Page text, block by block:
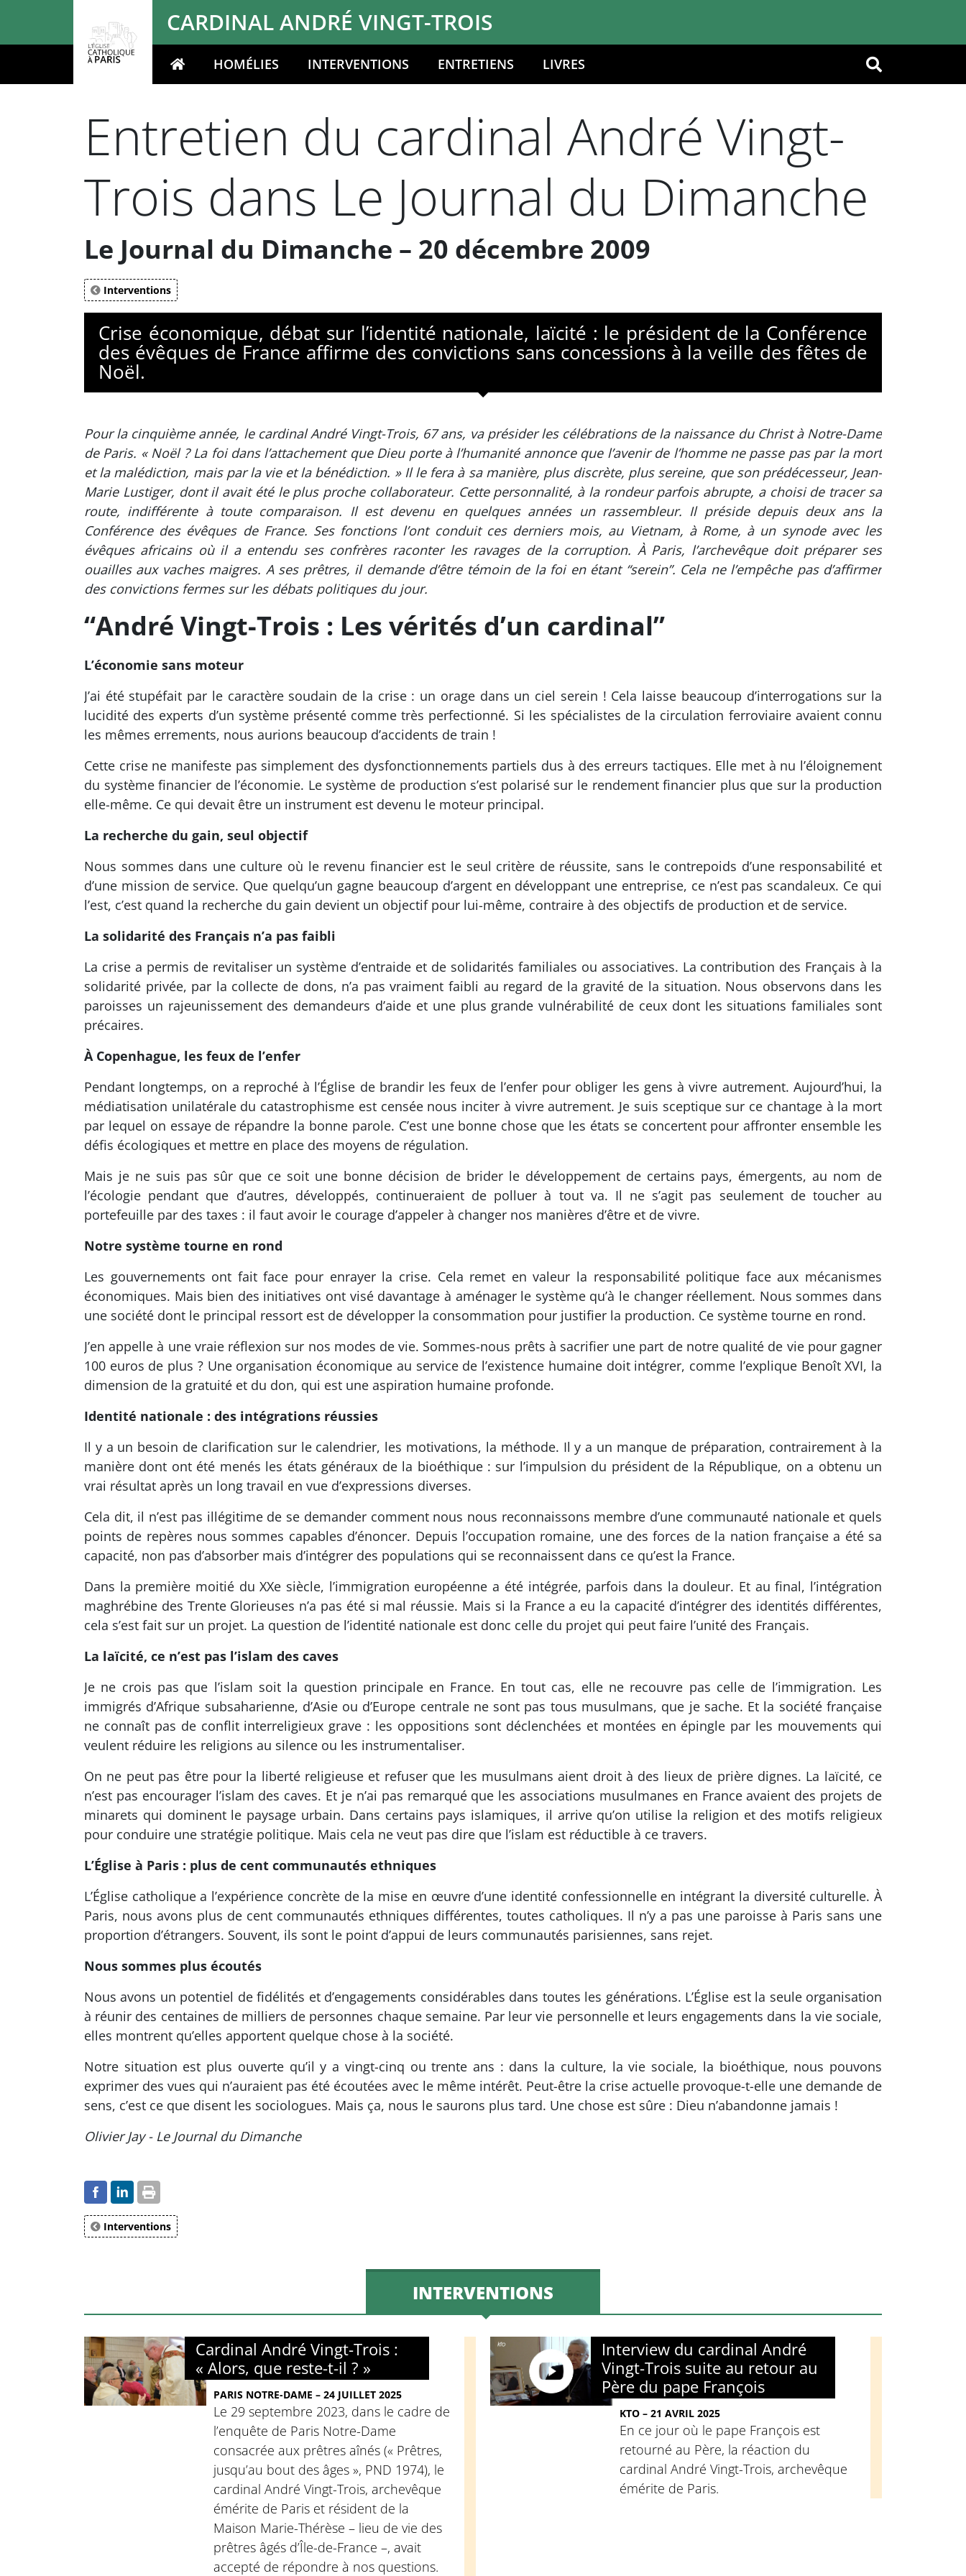
CARDINAL ANDRÉ VINGT-TROIS
Votre recherche OK
HOMÉLIES INTERVENTIONS ENTRETIENS LIVRES
Entretien du cardinal André Vingt-
Trois dans Le Journal du Dimanche
Le Journal du Dimanche – 20 décembre 2009
Interventions
Crise économique, débat sur l’identité nationale, laïcité : le président de la Conférence
des évêques de France affirme des convictions sans concessions à la veille des fêtes de
Noël.
Pour la cinquième année, le cardinal André Vingt-Trois, 67 ans, va présider les célébrations de la naissance du Christ à Notre-Dame
de Paris. « Noël ? La foi dans l’attachement que Dieu porte à l’humanité annonce que l’avenir de l’homme ne passe pas par la mort
et la malédiction, mais par la vie et la bénédiction. » Il le fera à sa manière, plus discrète, plus sereine, que son prédécesseur, Jean-
Marie Lustiger, dont il avait été le plus proche collaborateur. Cette personnalité, à la rondeur parfois abrupte, a choisi de tracer sa
route, indifférente à toute comparaison. Il est devenu en quelques années un rassembleur. Il préside depuis deux ans la
Conférence des évêques de France. Ses fonctions l’ont conduit ces derniers mois, au Vietnam, à Rome, à un synode avec les
évêques africains où il a entendu ses confrères raconter les ravages de la corruption. À Paris, l’archevêque doit préparer ses
ouailles aux vaches maigres. A ses prêtres, il demande d’être témoin de la foi en étant “serein”. Cela ne l’empêche pas d’affirmer
des convictions fermes sur les débats politiques du jour.
“André Vingt-Trois : Les vérités d’un cardinal”
L’économie sans moteur
J’ai été stupéfait par le caractère soudain de la crise : un orage dans un ciel serein ! Cela laisse beaucoup d’interrogations sur la
lucidité des experts d’un système présenté comme très perfectionné. Si les spécialistes de la circulation ferroviaire avaient connu
les mêmes errements, nous aurions beaucoup d’accidents de train !
Cette crise ne manifeste pas simplement des dysfonctionnements partiels dus à des erreurs tactiques. Elle met à nu l’éloignement
du système financier de l’économie. Le système de production s’est polarisé sur le rendement financier plus que sur la production
elle-même. Ce qui devait être un instrument est devenu le moteur principal.
La recherche du gain, seul objectif
Nous sommes dans une culture où le revenu financier est le seul critère de réussite, sans le contrepoids d’une responsabilité et
d’une mission de service. Que quelqu’un gagne beaucoup d’argent en développant une entreprise, ce n’est pas scandaleux. Ce qui
l’est, c’est quand la recherche du gain devient un objectif pour lui-même, contraire à des objectifs de production et de service.
La solidarité des Français n’a pas faibli
La crise a permis de revitaliser un système d’entraide et de solidarités familiales ou associatives. La contribution des Français à la
solidarité privée, par la collecte de dons, n’a pas vraiment faibli au regard de la gravité de la situation. Nous observons dans les
paroisses un rajeunissement des demandeurs d’aide et une plus grande vulnérabilité de ceux dont les situations familiales sont
précaires.
À Copenhague, les feux de l’enfer
Pendant longtemps, on a reproché à l’Église de brandir les feux de l’enfer pour obliger les gens à vivre autrement. Aujourd’hui, la
médiatisation unilatérale du catastrophisme est censée nous inciter à vivre autrement. Je suis sceptique sur ce chantage à la mort
par lequel on essaye de répandre la bonne parole. C’est une bonne chose que les états se concertent pour affronter ensemble les
défis écologiques et mettre en place des moyens de régulation.
Mais je ne suis pas sûr que ce soit une bonne décision de brider le développement de certains pays, émergents, au nom de
l’écologie pendant que d’autres, développés, continueraient de polluer à tout va. Il ne s’agit pas seulement de toucher au
portefeuille par des taxes : il faut avoir le courage d’appeler à changer nos manières d’être et de vivre.
Notre système tourne en rond
Les gouvernements ont fait face pour enrayer la crise. Cela remet en valeur la responsabilité politique face aux mécanismes
économiques. Mais bien des initiatives ont visé davantage à aménager le système qu’à le changer réellement. Nous sommes dans
une société dont le principal ressort est de développer la consommation pour justifier la production. Ce système tourne en rond.
J’en appelle à une vraie réflexion sur nos modes de vie. Sommes-nous prêts à sacrifier une part de notre qualité de vie pour gagner
100 euros de plus ? Une organisation économique au service de l’existence humaine doit intégrer, comme l’explique Benoît XVI, la
dimension de la gratuité et du don, qui est une aspiration humaine profonde.
Identité nationale : des intégrations réussies
Il y a un besoin de clarification sur le calendrier, les motivations, la méthode. Il y a un manque de préparation, contrairement à la
manière dont ont été menés les états généraux de la bioéthique : sur l’impulsion du président de la République, on a obtenu un
vrai résultat après un long travail en vue d’expressions diverses.
Cela dit, il n’est pas illégitime de se demander comment nous nous reconnaissons membre d’une communauté nationale et quels
points de repères nous sommes capables d’énoncer. Depuis l’occupation romaine, une des forces de la nation française a été sa
capacité, non pas d’absorber mais d’intégrer des populations qui se reconnaissent dans ce qu’est la France.
Dans la première moitié du XXe siècle, l’immigration européenne a été intégrée, parfois dans la douleur. Et au final, l’intégration
maghrébine des Trente Glorieuses n’a pas été si mal réussie. Mais si la France a eu la capacité d’intégrer des identités différentes,
cela s’est fait sur un projet. La question de l’identité nationale est donc celle du projet qui peut faire l’unité des Français.
La laïcité, ce n’est pas l’islam des caves
Je ne crois pas que l’islam soit la question principale en France. En tout cas, elle ne recouvre pas celle de l’immigration. Les
immigrés d’Afrique subsaharienne, d’Asie ou d’Europe centrale ne sont pas tous musulmans, que je sache. Et la société française
ne connaît pas de conflit interreligieux grave : les oppositions sont déclenchées et montées en épingle par les mouvements qui
veulent réduire les religions au silence ou les instrumentaliser.
On ne peut pas être pour la liberté religieuse et refuser que les musulmans aient droit à des lieux de prière dignes. La laïcité, ce
n’est pas encourager l’islam des caves. Et je n’ai pas remarqué que les associations musulmanes en France avaient des projets de
minarets qui dominent le paysage urbain. Dans certains pays islamiques, il arrive qu’on utilise la religion et des motifs religieux
pour conduire une stratégie politique. Mais cela ne veut pas dire que l’islam est réductible à ce travers.
L’Église à Paris : plus de cent communautés ethniques
L’Église catholique a l’expérience concrète de la mise en œuvre d’une identité confessionnelle en intégrant la diversité culturelle. À
Paris, nous avons plus de cent communautés ethniques différentes, toutes catholiques. Il n’y a pas une paroisse à Paris sans une
proportion d’étrangers. Souvent, ils sont le point d’appui de leurs communautés parisiennes, sans rejet.
Nous sommes plus écoutés
Nous avons un potentiel de fidélités et d’engagements considérables dans toutes les générations. L’Église est la seule organisation
à réunir des centaines de milliers de personnes chaque semaine. Par leur vie personnelle et leurs engagements dans la vie sociale,
elles montrent qu’elles apportent quelque chose à la société.
Notre situation est plus ouverte qu’il y a vingt-cinq ou trente ans : dans la culture, la vie sociale, la bioéthique, nous pouvons
exprimer des vues qui n’auraient pas été écoutées avec le même intérêt. Peut-être la crise actuelle provoque-t-elle une demande de
sens, c’est ce que disent les sociologues. Mais ça, nous le saurons plus tard. Une chose est sûre : Dieu n’abandonne jamais !
Olivier Jay - Le Journal du Dimanche
Interventions
INTERVENTIONS
Cardinal André Vingt-Trois :
« Alors, que reste-t-il ? »
PARIS NOTRE-DAME – 24 JUILLET 2025
Le 29 septembre 2023, dans le cadre de
l’enquête de Paris Notre-Dame
consacrée aux prêtres aînés (« Prêtres,
jusqu’au bout des âges », PND 1974), le
cardinal André Vingt-Trois, archevêque
émérite de Paris et résident de la
Maison Marie-Thérèse – lieu de vie des
prêtres âgés d’Île-de-France –, avait
accepté de répondre à nos questions.
Interview du cardinal André
Vingt-Trois suite au retour au
Père du pape François
KTO – 21 AVRIL 2025
En ce jour où le pape François est
retourné au Père, la réaction du
cardinal André Vingt-Trois, archevêque
émérite de Paris.